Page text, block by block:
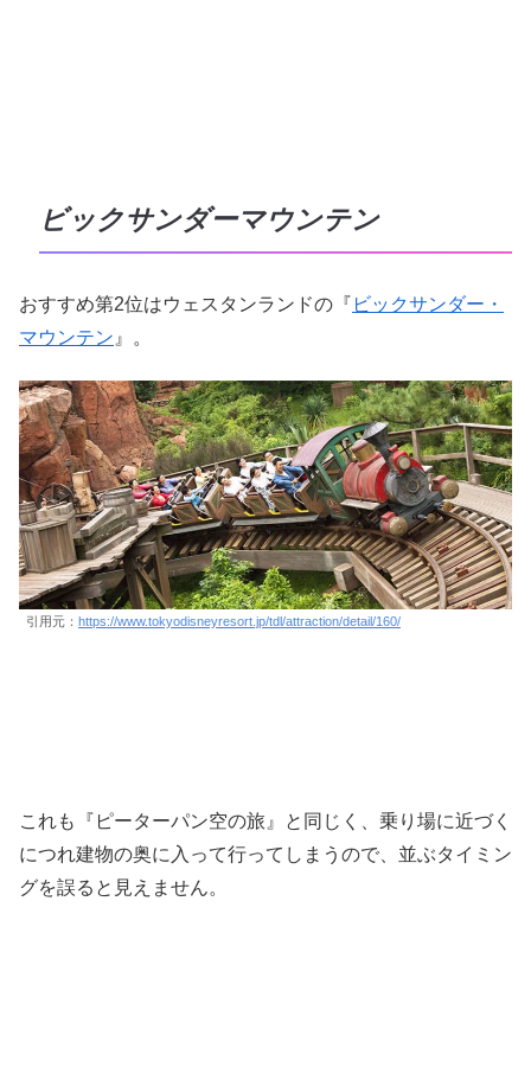
ビックサンダーマウンテン
おすすめ第2位はウェスタンランドの『 ビックサンダー・
マウンテン 』。
引用元： https://www.tokyodisneyresort.jp/tdl/attraction/detail/160/
これも『ピーターパン空の旅』と同じく、乗り場に近づく
につれ建物の奥に入って行ってしまうので、並ぶタイミン
グを誤ると見えません。